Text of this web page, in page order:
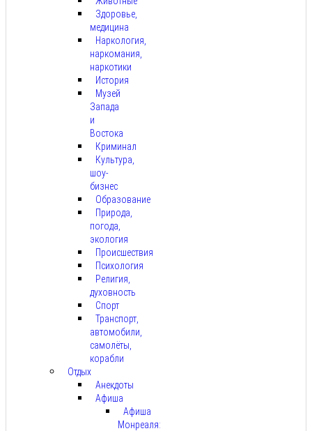
Здоровье,
медицина
Наркология,
наркомания,
наркотики
История
Музей
Запада
и
Востока
Криминал
Культура,
шоу-
бизнес
Образование
Природа,
погода,
экология
Происшествия
Психология
Религия,
духовность
Спорт
Транспорт,
автомобили,
самолёты,
корабли
Отдых
Анекдоты
Афиша
Афиша
Монреаля: